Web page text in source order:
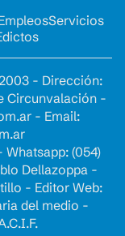
Servicios
- Dirección:
Circunvalación -
- Email:
Whatsapp: (054)
Dellazoppa -
- Editor Web:
del medio -